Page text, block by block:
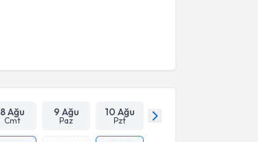
8 Ağu
Cmt
9 Ağu
Paz
10 Ağu
Pzt